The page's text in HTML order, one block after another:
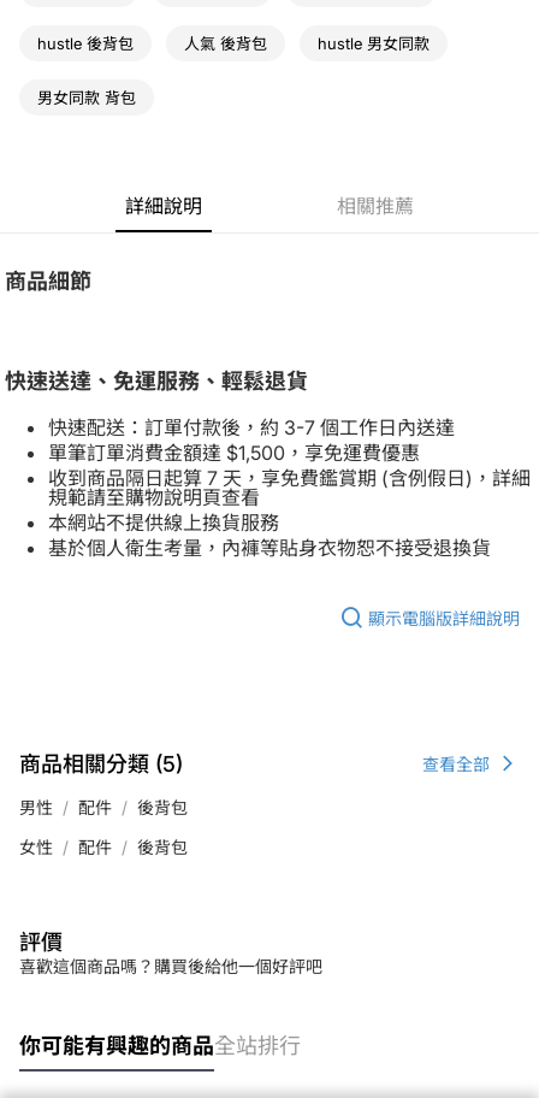
hustle 後背包 人氣 後背包 hustle 男女同款
男女同款 背包
詳細說明 相關推薦
商品細節
快速送達、免運服務、輕鬆退貨
快速配送：訂單付款後，約 3-7 個工作日內送達
單筆訂單消費金額達 $1,500，享免運費優惠
收到商品隔日起算 7 天，享免費鑑賞期 (含例假日)，詳細
規範請至購物說明頁查看
本網站不提供線上換貨服務
基於個人衛生考量，內褲等貼身衣物恕不接受退換貨
顯示電腦版詳細說明
商品相關分類 (5) 查看全部
男性 配件
後背包
女性
配件 後背包
評價
喜歡這個商品嗎？購買後給他一個好評吧
你可能有興趣的商品全站排行